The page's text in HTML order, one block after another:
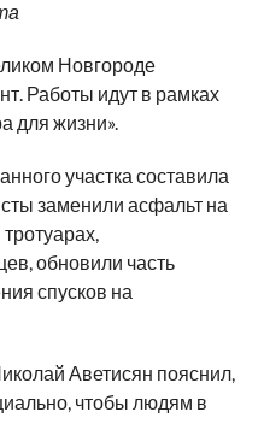
Новгороде
Работы идут в рамках
для жизни».
участка составила
заменили асфальт на
обновили часть
спусков на
Аветисян пояснил,
чтобы людям в